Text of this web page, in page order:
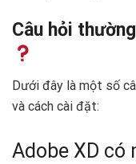
Câu hỏi
Dưới đây là một số
và cách cài đặt:
Adobe XD có